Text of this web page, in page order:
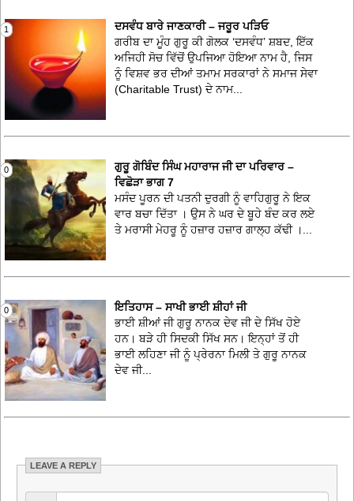
1
ਦਸਵੰਧ ਬਾਰੇ ਜਾਣਕਾਰੀ – ਜਰੂਰ ਪੜਿਓ
ਗਰੀਬ ਦਾ ਮੂੰਹ ਗੁਰੂ ਕੀ ਗੋਲਕ ‘ਦਸਵੰਧ’ ਸ਼ਬਦ, ਇੱਕ
ਅਜਿਹੀ ਸੋਚ ਵਿੱਚੋਂ ਉਪਜਿਆ ਹੋਇਆ ਨਾਮ ਹੈ, ਜਿਸ
ਨੂੰ ਵਿਸ਼ਵ ਭਰ ਦੀਆਂ ਤਮਾਮ ਸਰਕਾਰਾਂ ਨੇ ਸਮਾਜ ਸੇਵਾ
(Charitable Trust) ਦੇ ਨਾਮ...
0
ਗੁਰੂ ਗੋਬਿੰਦ ਸਿੰਘ ਮਹਾਰਾਜ ਜੀ ਦਾ ਪਰਿਵਾਰ –
ਵਿਛੋੜਾ ਭਾਗ 7
ਮਸੰਦ ਪੂਰਨ ਦੀ ਪਤਨੀ ਦੁਰਗੀ ਨੂੰ ਵਾਹਿਗੁਰੂ ਨੇ ਇਕ
ਵਾਰ ਬਚਾ ਦਿੱਤਾ । ਉਸ ਨੇ ਘਰ ਦੇ ਬੂਹੇ ਬੰਦ ਕਰ ਲਏ
ਤੇ ਮਰਾਸੀ ਮੇਹਰੂ ਨੂੰ ਹਜ਼ਾਰ ਹਜ਼ਾਰ ਗਾਲ੍ਹ ਕੱਢੀ ।...
0
ਇਤਿਹਾਸ – ਸਾਖੀ ਭਾਈ ਸ਼ੀਹਾਂ ਜੀ
ਭਾਈ ਸ਼ੀਆਂ ਜੀ ਗੁਰੂ ਨਾਨਕ ਦੇਵ ਜੀ ਦੇ ਸਿੱਖ ਹੋਏ
ਹਨ। ਬੜੇ ਹੀ ਸਿਦਕੀ ਸਿੱਖ ਸਨ। ਇਨ੍ਹਾਂ ਤੋਂ ਹੀ
ਭਾਈ ਲਹਿਣਾ ਜੀ ਨੂੰ ਪ੍ਰੇਰਨਾ ਮਿਲੀ ਤੇ ਗੁਰੂ ਨਾਨਕ
ਦੇਵ ਜੀ...
LEAVE A REPLY